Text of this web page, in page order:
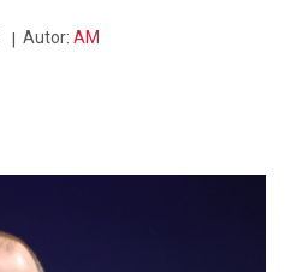
Autor: AM